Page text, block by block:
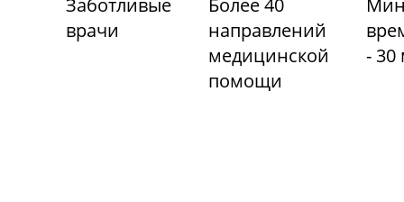
Заботливые
врачи
Более 40
направлений
медицинской
помощи
- 30